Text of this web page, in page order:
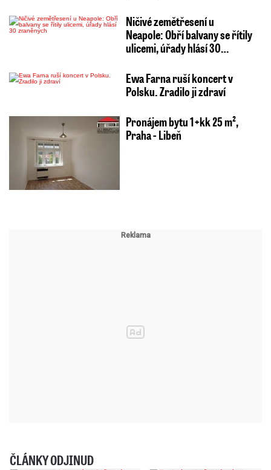
Ničivé zemětřesení u
Neapole: Obří balvany se řítily
ulicemi, úřady hlásí 30…
Ewa Farna ruší koncert v
Polsku. Zradilo ji zdraví
Pronájem bytu 1+kk 25 m²,
Praha - Libeň
ČLÁNKY ODJINUD